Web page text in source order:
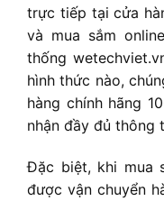
trực tiếp tại cửa
và mua sắm
thống
hình thức nào,
hàng chính hãng
nhận đầy đủ thông
Đặc biệt, khi mua
được vận chuyển